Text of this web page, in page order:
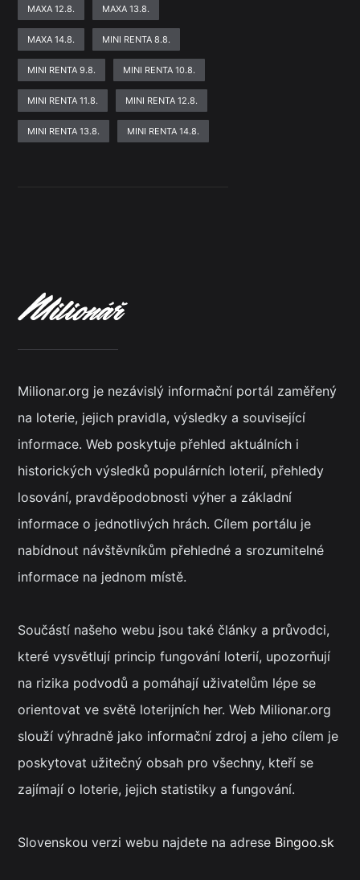
MAXA 12.8. MAXA 13.8.
MAXA 14.8. MINI RENTA 8.8.
MINI RENTA 9.8. MINI RENTA 10.8.
MINI RENTA 11.8. MINI RENTA 12.8.
MINI RENTA 13.8. MINI RENTA 14.8.
Milionar.org je nezávislý informační portál zaměřený
na loterie, jejich pravidla, výsledky a související
informace. Web poskytuje přehled aktuálních i
historických výsledků populárních loterií, přehledy
losování, pravděpodobnosti výher a základní
informace o jednotlivých hrách. Cílem portálu je
nabídnout návštěvníkům přehledné a srozumitelné
informace na jednom místě.
Součástí našeho webu jsou také články a průvodci,
které vysvětlují princip fungování loterií, upozorňují
na rizika podvodů a pomáhají uživatelům lépe se
orientovat ve světě loterijních her. Web Milionar.org
slouží výhradně jako informační zdroj a jeho cílem je
poskytovat užitečný obsah pro všechny, kteří se
zajímají o loterie, jejich statistiky a fungování.
Slovenskou verzi webu najdete na adrese Bingoo.sk